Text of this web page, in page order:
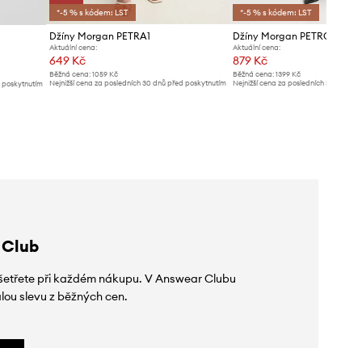
poskytnutím
*-5 % s kódem: LST
Džíny Morgan PETRA1
Aktuální cena:
649 Kč
Běžná cena:1059 Kč
Nejnižší cena za posledních 30 dnů před poskytnutím
*-5 % s kódem: LST
Džíny Morgan PETROI1
Aktuální cena:
879 Kč
Běžná cena: 1399 Kč
Nejnižší cena za posledních 30 dnů
při každém nákupu. V Answear Clubu
slevu z běžných cen.